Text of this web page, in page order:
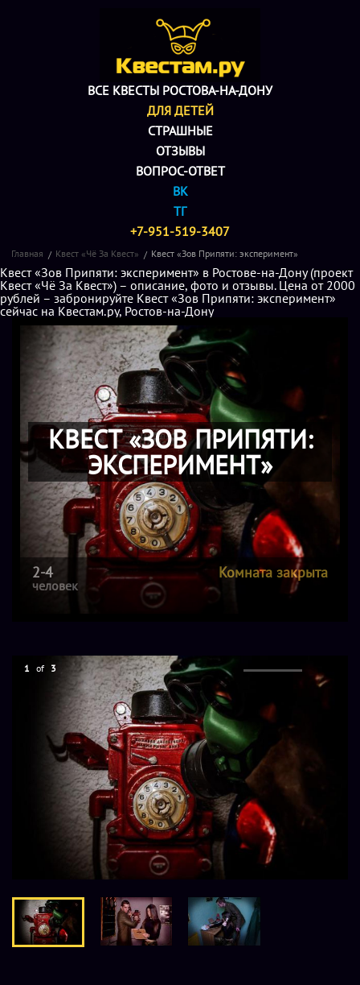
ВСЕ КВЕСТЫ РОСТОВА-НА-ДОНУ
ДЛЯ ДЕТЕЙ
СТРАШНЫЕ
ОТЗЫВЫ
ВОПРОС-ОТВЕТ
ВК
ТГ
+7-951-519-3407
Главная Квест «Чё За Квест» Квест «Зов Припяти: эксперимент»
Квест «Зов Припяти: эксперимент» в Ростове-на-Дону (проект
Квест «Чё За Квест») – описание, фото и отзывы. Цена от 2000
рублей – забронируйте Квест «Зов Припяти: эксперимент»
сейчас на Квестам.ру, Ростов-на-Дону
КВЕСТ «ЗОВ ПРИПЯТИ:
ЭКСПЕРИМЕНТ»
2-4
человек
Комната закрыта
1 of 3